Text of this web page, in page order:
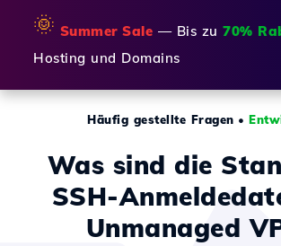
🌞 Summer Sale — Bis zu 70%
Hosting und Domains
Häufig gestellte Fragen •
Was sind die
SSH-
Unmanaged